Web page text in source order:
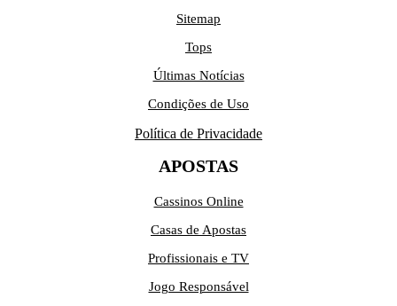
Sitemap
Tops
Últimas Notícias
Condições de Uso
Política de Privacidade
APOSTAS
Cassinos Online
Casas de Apostas
Profissionais e TV
Jogo Responsável